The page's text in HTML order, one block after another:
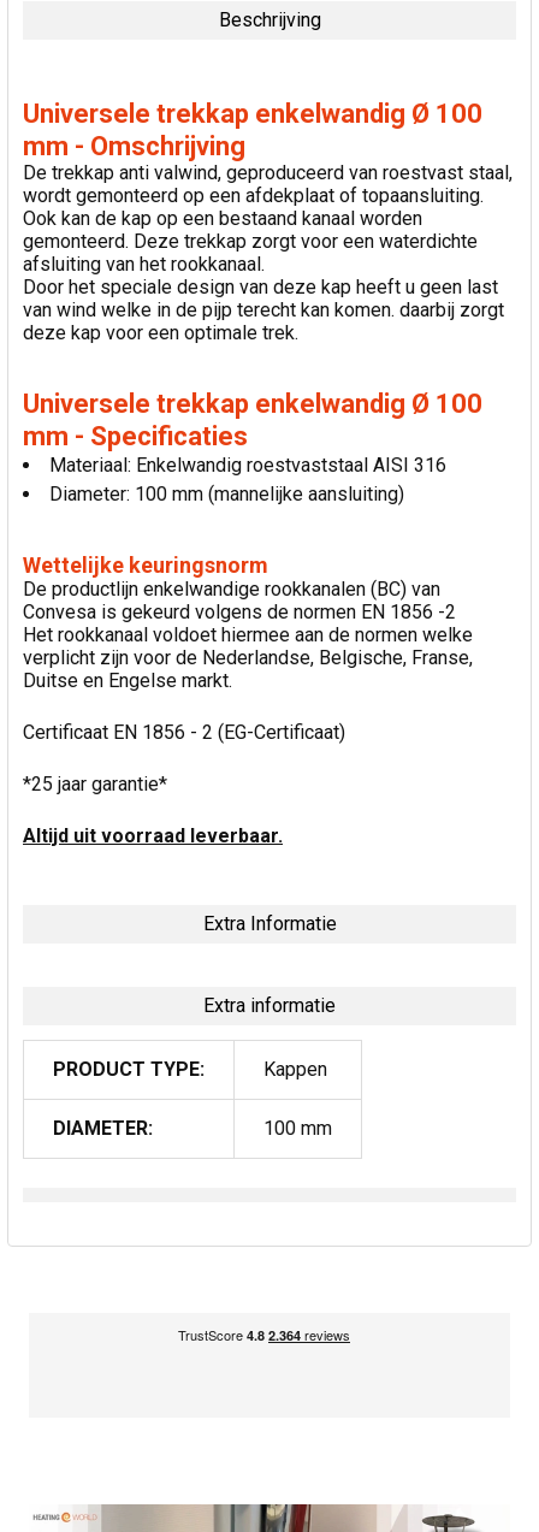
VOEG
GESELECTEERDE
TOE AAN
WINKELWAGEN
Beschrijving
Universele trekkap enkelwandig Ø 100
mm - Omschrijving
De trekkap anti valwind, geproduceerd van roestvast staal,
wordt gemonteerd op een afdekplaat of topaansluiting.
Ook kan de kap op een bestaand kanaal worden
gemonteerd. Deze trekkap zorgt voor een waterdichte
afsluiting van het rookkanaal.
Door het speciale design van deze kap heeft u geen last
van wind welke in de pijp terecht kan komen. daarbij zorgt
deze kap voor een optimale trek.
Universele trekkap enkelwandig Ø 100
mm - Specificaties
Materiaal: Enkelwandig roestvaststaal AISI 316
Diameter: 100 mm (mannelijke aansluiting)
Wettelijke keuringsnorm
De productlijn enkelwandige rookkanalen (BC) van
Convesa is gekeurd volgens de normen EN 1856 -2
Het rookkanaal voldoet hiermee aan de normen welke
verplicht zijn voor de Nederlandse, Belgische, Franse,
Duitse en Engelse markt.
Certificaat EN 1856 - 2 (EG-Certificaat)
*25 jaar garantie*
Altijd uit voorraad leverbaar.
Extra Informatie
Extra informatie
PRODUCT TYPE: Kappen
DIAMETER: 100 mm